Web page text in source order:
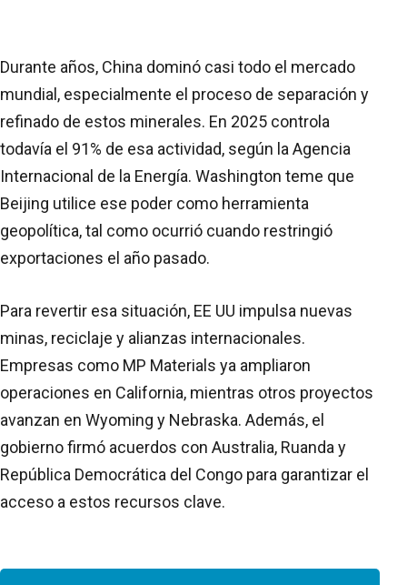
Durante años, China dominó casi todo el mercado
mundial, especialmente el proceso de separación y
refinado de estos minerales. En 2025 controla
todavía el 91% de esa actividad, según la Agencia
Internacional de la Energía. Washington teme que
Beijing utilice ese poder como herramienta
geopolítica, tal como ocurrió cuando restringió
exportaciones el año pasado.
Para revertir esa situación, EE UU impulsa nuevas
minas, reciclaje y alianzas internacionales.
Empresas como MP Materials ya ampliaron
operaciones en California, mientras otros proyectos
avanzan en Wyoming y Nebraska. Además, el
gobierno firmó acuerdos con Australia, Ruanda y
República Democrática del Congo para garantizar el
acceso a estos recursos clave.